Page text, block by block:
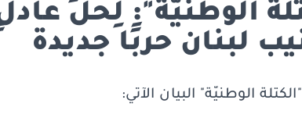
الوطنيّة": لِحلٍّ
لبنان حربًا جديدة
الوطنيّة" البيان الآتي: